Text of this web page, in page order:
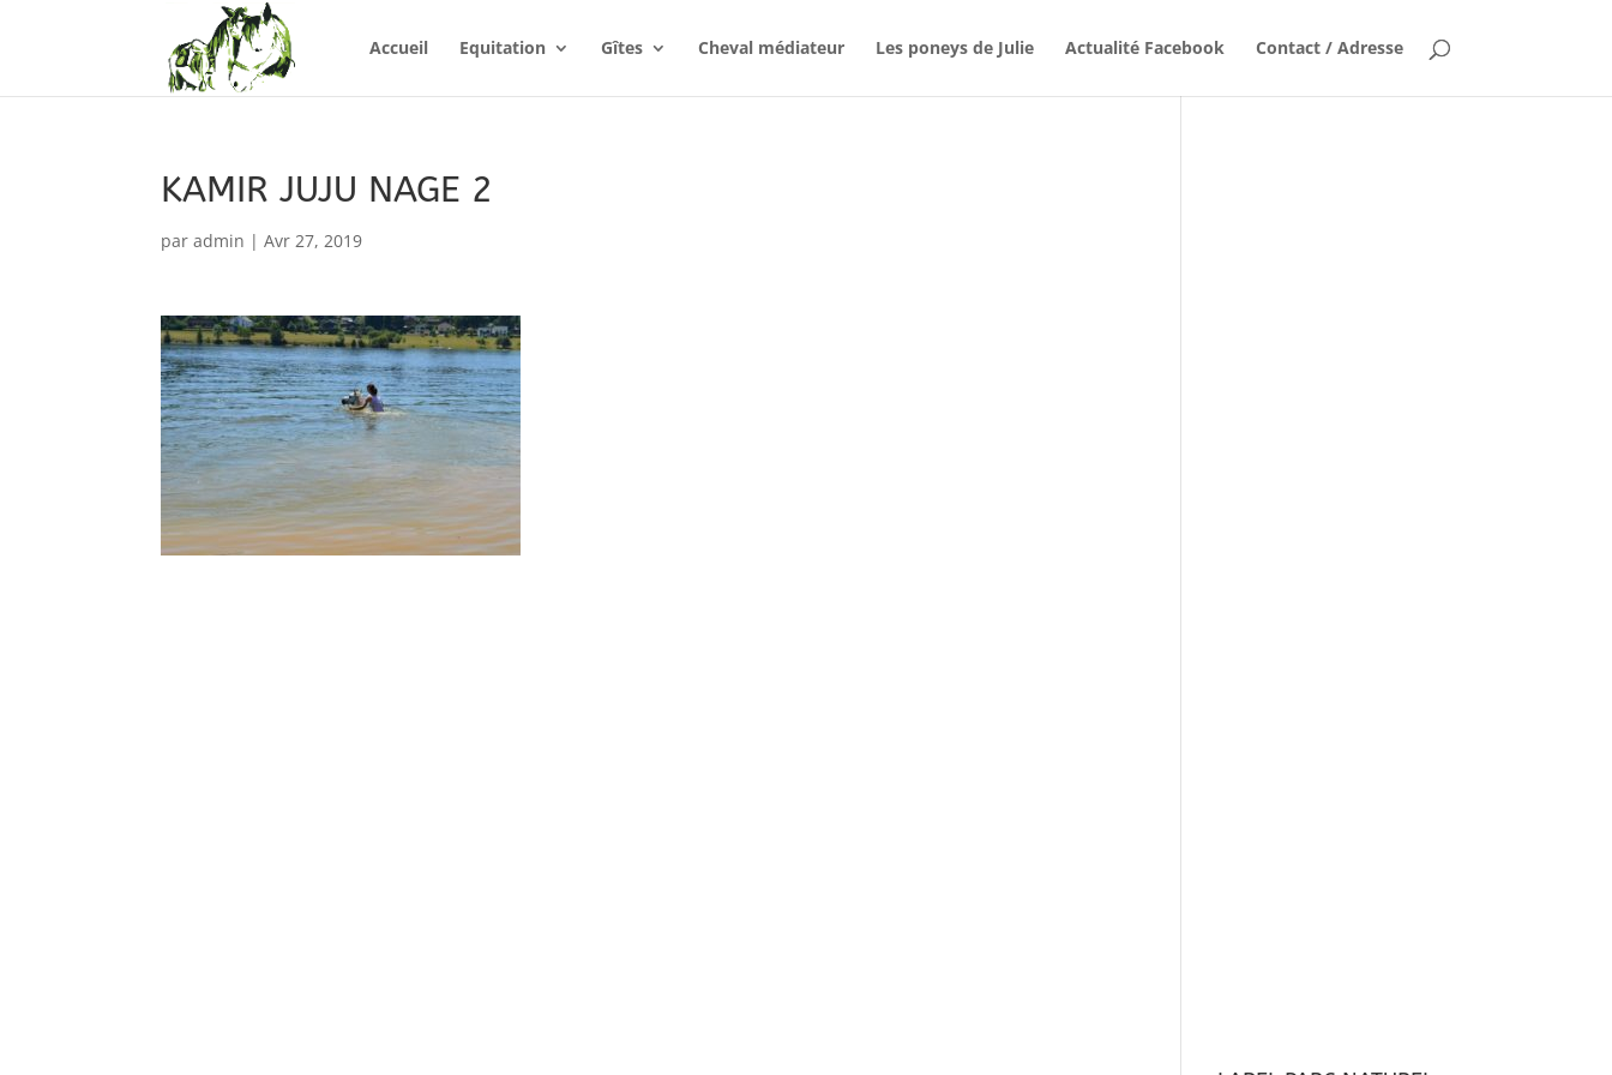
Accueil Equitation Gîtes Cheval médiateur Les poneys de Julie Actualité Facebook Contact / Adresse
KAMIR JUJU NAGE 2
paradmin |Avr 27, 2019